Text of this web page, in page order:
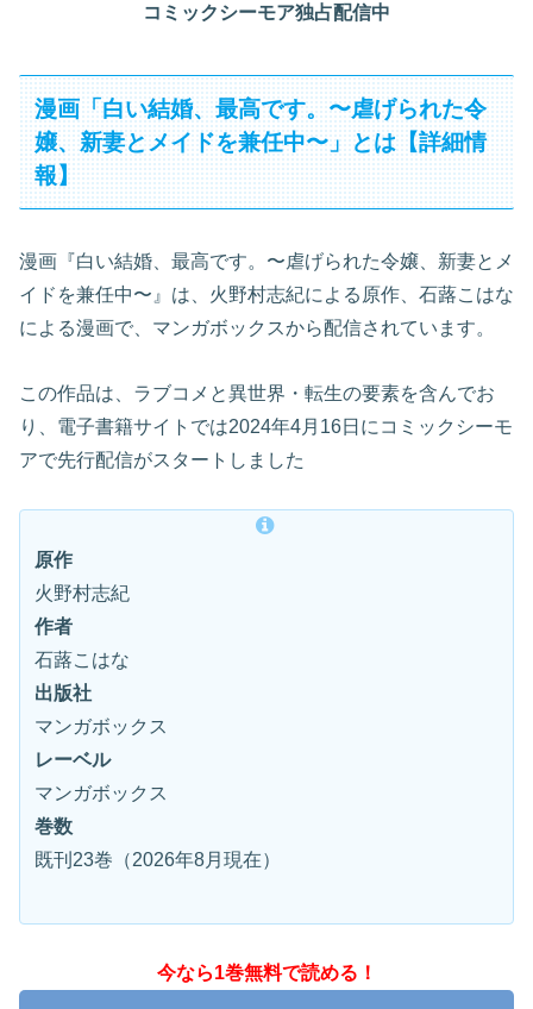
コミックシーモア独占配信中
漫画「白い結婚、最高です。〜虐げられた令
嬢、新妻とメイドを兼任中〜」とは【詳細情
報】
漫画『白い結婚、最高です。〜虐げられた令嬢、新妻とメ
イドを兼任中〜』は、火野村志紀による原作、石蕗こはな
による漫画で、マンガボックスから配信されています。
この作品は、ラブコメと異世界・転生の要素を含んでお
り、電子書籍サイトでは2024年4月16日にコミックシーモ
アで先行配信がスタートしました
原作
火野村志紀
作者
石蕗こはな
出版社
マンガボックス
レーベル
マンガボックス
巻数
既刊23巻（2026年8月現在）
今なら1巻無料で読める！